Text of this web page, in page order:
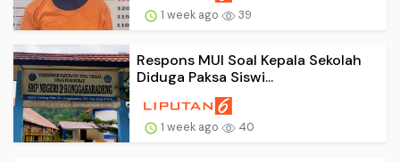
1 week ago 39
Respons MUI Soal Kepala Sekolah
Diduga Paksa Siswi...
1 week ago 40